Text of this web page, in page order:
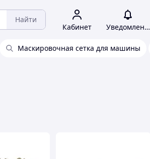
Найти
Кабинет Уведомления
Маскировочная сетка для машины